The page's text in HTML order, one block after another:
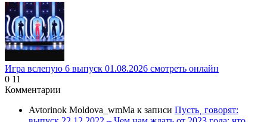
Игра вслепую 6 выпуск 01.08.2026 смотреть онлайн
0 11
Комментарии
Avtorinok Moldova_wmMa к записи Пусть˲ говорят: